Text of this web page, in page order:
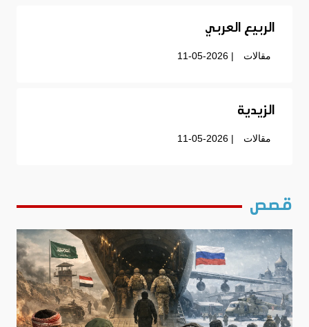
الربيع العربي
مقالات | 11-05-2026
الزيدية
مقالات | 11-05-2026
قصص